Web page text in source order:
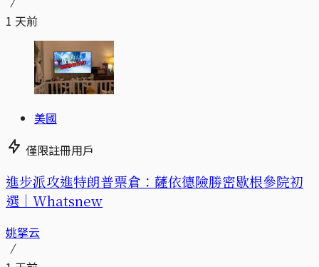
1 天前
美國
僅限註冊用戶
進步派攻進特朗普票倉：薩依德險勝密歇根參院初
選｜Whatsnew
姚拏云